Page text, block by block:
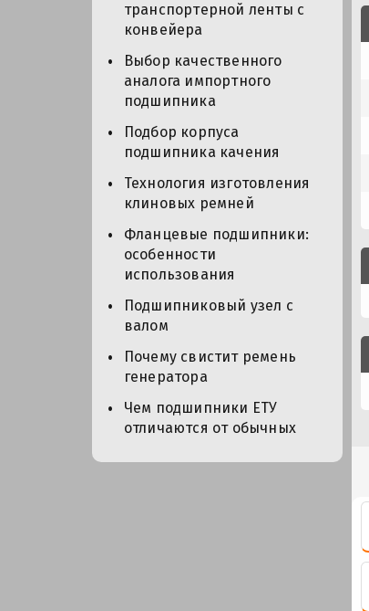
транспортерной ленты с
конвейера
Выбор качественного
аналога импортного
подшипника
Подбор корпуса
подшипника качения
Технология изготовления
клиновых ремней
Фланцевые подшипники:
особенности
использования
Подшипниковый узел с
валом
Почему свистит ремень
генератора
Чем подшипники ЕТУ
отличаются от обычных